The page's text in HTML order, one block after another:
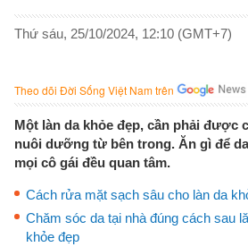
Thứ sáu, 25/10/2024, 12:10 (GMT+7)
Theo dõi Đời Sống Việt Nam trên
Một làn da khỏe đẹp, cần phải được
nuôi dưỡng từ bên trong. Ăn gì để
mọi cô gái đều quan tâm.
Cách rửa mặt sạch sâu cho làn da
Chăm sóc da tại nhà đúng cách sau
khỏe đẹp